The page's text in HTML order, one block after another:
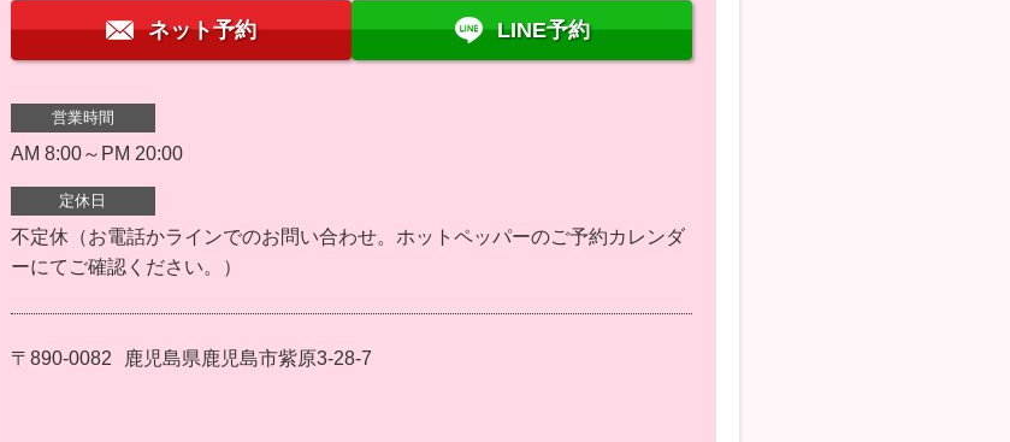
ネット予約 LINE予約
営業時間
AM 8:00～PM 20:00
定休日
不定休（お電話かラインでのお問い合わせ。ホットペッパーのご予約カレンダ
ーにてご確認ください。）
〒890-0082 鹿児島県鹿児島市紫原3-28-7